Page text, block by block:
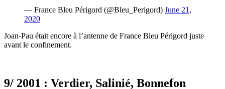
— France Bleu Périgord (@Bleu_Perigord) June 21,
2020
Joan-Pau était encore à l’antenne de France Bleu Périgord juste
avant le confinement.
9/ 2001 : Verdier, Salinié, Bonnefon